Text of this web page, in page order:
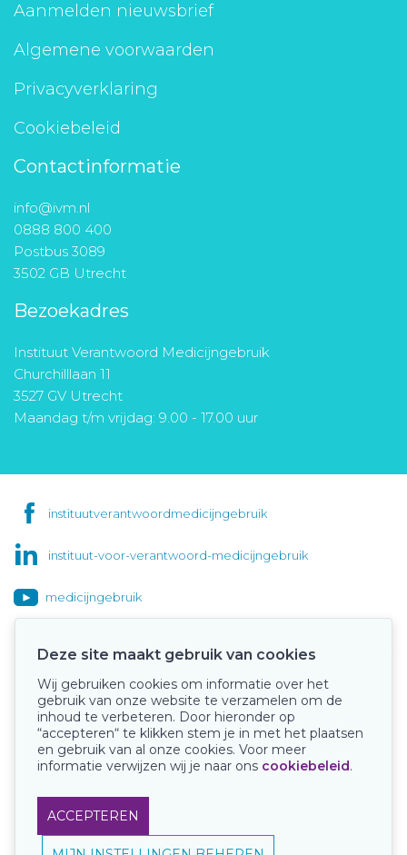
Aanmelden nieuwsbrief
Algemene voorwaarden
Privacyverklaring
Cookiebeleid
Contactinformatie
info@ivm.nl
0888 800 400
Postbus 3089
3502 GB Utrecht
Bezoekadres
Instituut Verantwoord Medicijngebruik
Churchilllaan 11
3527 GV Utrecht
Maandag t/m vrijdag: 9.00 - 17.00 uur
instituutverantwoordmedicijngebruik
instituut-voor-verantwoord-medicijngebruik
medicijngebruik
Onze keurmerken
Deze site maakt gebruik van cookies
Wij gebruiken cookies om informatie over het
gebruik van onze website te verzamelen om de
inhoud te verbeteren. Door hieronder op
“accepteren“ te klikken stem je in met het plaatsen
en gebruik van al onze cookies. Voor meer
informatie verwijzen wij je naar ons cookiebeleid.
ACCEPTEREN